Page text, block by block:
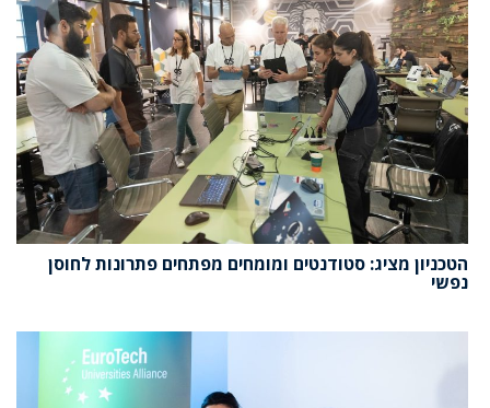
הטכניון מציג: סטודנטים ומומחים מפתחים פתרונות לחוסן
נפשי